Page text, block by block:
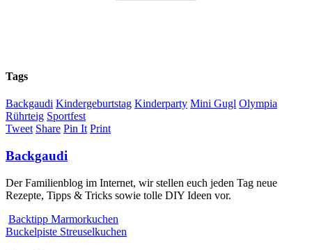
Tags
Backgaudi Kindergeburtstag Kinderparty Mini Gugl Olympia
Rührteig Sportfest
Tweet Share Pin It Print
Backgaudi
Der Familienblog im Internet, wir stellen euch jeden Tag neue
Rezepte, Tipps & Tricks sowie tolle DIY Ideen vor.
Backtipp Marmorkuchen
Buckelpiste Streuselkuchen